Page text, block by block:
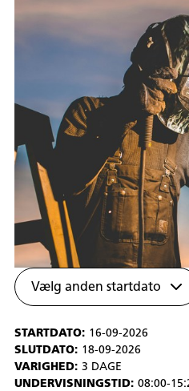
Vælg anden startdato
STARTDATO: 16-09-2026
SLUTDATO: 18-09-2026
VARIGHED: 3 DAGE
UNDERVISNINGSTID: 08:00-